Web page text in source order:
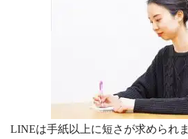
LINEは手紙以上に短さが求められま